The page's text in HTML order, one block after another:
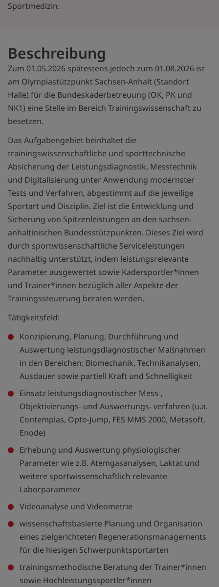
Sportmedizin.
Beschreibung
Zum 01.05.2026 spätestens jedoch zum 01.08.2026 ist
am Olympiastützpunkt Sachsen-Anhalt (Standort
Halle) für die Bundeskaderbetreuung (OK, PK und
NK1) eine Stelle im Bereich Trainingswissenschaft zu
besetzen.
Das Aufgabengebiet beinhaltet die
trainingswissenschaftliche und sporttechnische
Absicherung der Leistungsdiagnostik, Messtechnik
und Digitalisierung unter Anwendung modernster
Tests und Verfahren, abgestimmt auf die jeweilige
Sportart und Disziplin. Ziel ist die Entwicklung und
Sicherung von Spitzenleistungen an den sachsen-
anhaltinischen Bundesstützpunkten. Dieses Ziel wird
durch sportwissenschaftliche Serviceleistungen
nachhaltig unterstützt, indem leistungsrelevante
Parameter ausgewertet sowie Kadersportler*innen
und Trainer*innen bezüglich aller Aspekte der
Trainingssteuerung beraten werden.
Tätigkeitsfeld:
Konzipierung, Planung, Durchführung und
Auswertung leistungsdiagnostischer Maßnahmen
in den Bereichen: Biomechanik, Technikanalysen,
Ausdauer sowie partiell Kraft und Schnelligkeit
Einsatz leistungsdiagnostischer Mess-,
Objektivierungs- und Auswertungs- verfahren (u.a.
Contemplas, Opto-Jump, FES MMS 2000, Metasoft,
Enode)
Erhebung und Auswertung physiologischer
Parameter wie z.B. Atemgasanalysen, Laktat und
weitere sportwissenschaftlich relevante
Laborparameter
Videoanalyse und Videometrie
wissenschaftsbasierte Planung und Organisation
eines zielgerichteten Regenerationsmanagements
für die hiesigen Schwerpunktsportarten
trainingsmethodische Beratung der Trainer*innen
sowie Hochleistungssportler*innen